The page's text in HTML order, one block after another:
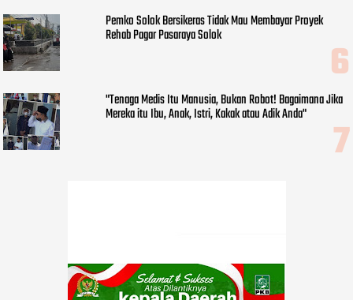
Pemko Solok Bersikeras Tidak Mau Membayar Proyek
Rehab Pagar Pasaraya Solok
"Tenaga Medis Itu Manusia, Bukan Robot! Bagaimana Jika
Mereka itu Ibu, Anak, Istri, Kakak atau Adik Anda"